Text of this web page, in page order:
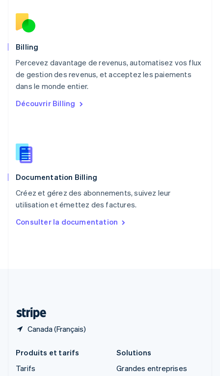
Billing
Percevez davantage de revenus, automatisez vos flux
de gestion des revenus, et acceptez les paiements
dans le monde entier.
Découvrir Billing
Documentation Billing
Créez et gérez des abonnements, suivez leur
utilisation et émettez des factures.
Consulter la documentation
Canada (Français)
English
Nouvelle-Zélande
English
NederlandsEnglish
Pologne
English
Português English
English
Roumanie
Royaume-Uni
Singapour
English 简体中文
English
Produits et tarifs
Tarifs
Solutions
Grandes entreprises